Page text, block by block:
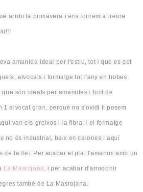
arribi la primavera i ens tornem a treure
amanida ideal per l'estiu, tot i quees pot
alvocats i formatge tot l'any en trobes.
que són ideals per amanides i font de
1 alvocat gran, perquè no s'oxidi li posem
van els greixos i la fibra; i el formatge
no és industrial, baix en calories i aquí
de la llet. Per acabar el plat l'amanim amb un
La Masrojana, i per acabar d'arrodonir
també de La Masrojana.